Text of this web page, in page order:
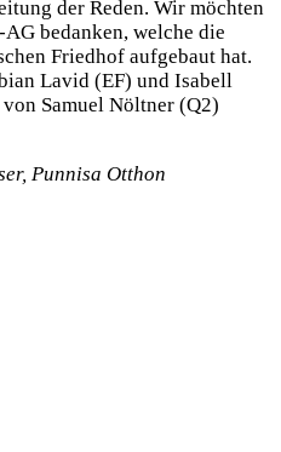
der Reden. Wir möchten
bedanken, welche die
Friedhof aufgebaut hat.
Lavid (EF) und Isabell
Samuel Nöltner (Q2)
Punnisa Otthon